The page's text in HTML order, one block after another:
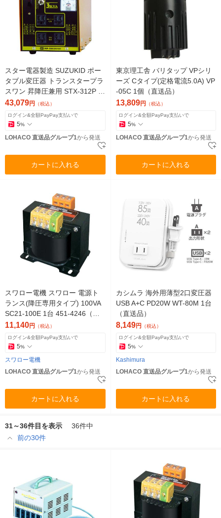
スター電器製造 SUZUKID ポー
タブル変圧器 トランスタープラ
スワン 昇降圧兼用 STX-312P 1
台 818-6011（直送品）
43,079円 （税込）
ログイン&全額PayPay支払いで
5%
LOHACO 直送品グループ1から発送
カートに入れる
東京理工舎 バリタップ VPシリ
ーズ Cタイプ(定格電流5.0A) VP
-05C 1個（直送品）
13,809円 （税込）
ログイン&全額PayPay支払いで
5%
LOHACO 直送品グループ1から発送
カートに入れる
スワロー電機 スワロー 電源ト
ランス(降圧専用タイプ) 100VA
SC21-100E 1台 451-4246（直
送品）
11,140円 （税込）
ログイン&全額PayPay支払いで
5%
スワロー電機
LOHACO 直送品グループ1から発送
カートに入れる
カシムラ 海外用薄型2口変圧器
USB A+C PD20W WT-80M 1台
（直送品）
8,149円 （税込）
ログイン&全額PayPay支払いで
5%
Kashimura
LOHACO 直送品グループ1から発送
カートに入れる
31～36件目を表示
36件中
前の30件